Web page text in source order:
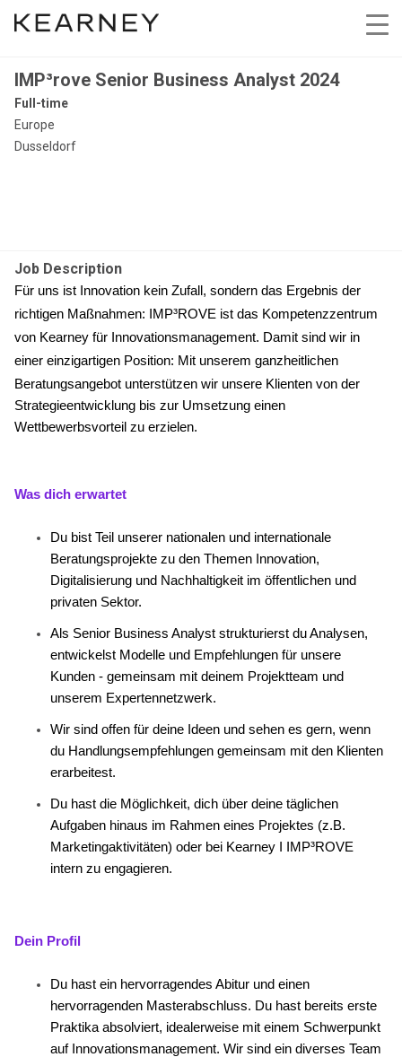
IMP³rove Senior Business Analyst 2024
Full-time
Europe
Dusseldorf
Job Description
Für uns ist Innovation kein Zufall, sondern das Ergebnis der
richtigen Maßnahmen: IMP³ROVE ist das Kompetenzzentrum
von Kearney für Innovationsmanagement. Damit sind wir in
einer einzigartigen Position: M it unserem ganzheitlichen
Beratungsangebot unterstützen wir unsere Klienten von der
Strategieentwicklung bis zur Umsetzung einen
Wettbewerbsvorteil zu erzielen.
Was dich erwartet
Du bist Teil unserer nationalen und internationale
Beratungsprojekte zu den Themen Innovation,
Digitalisierung und Nachhaltigkeit im öffentlichen und
privaten Sektor.
Als Senior Business Analyst strukturierst du Analysen,
entwickelst Modelle und Empfehlungen für unsere
Kunden - gemeinsam mit deinem Projektteam und
unserem Expertennetzwerk.
Wir sind offen für deine Ideen und sehen es gern, wenn
du Handlungsempfehlungen gemeinsam mit den Klienten
erarbeitest.
Du hast die Möglichkeit, dich über deine täglichen
Aufgaben hinaus im Rahmen eines Projektes (z.B.
Marketingaktivitäten) oder bei Kearney I IMP³ROVE
intern zu engagieren.
Dein Profil
Du hast ein hervorragendes Abitur und einen
hervorragenden Masterabschluss. Du hast bereits erste
Praktika absolviert, idealerweise mit einem Schwerpunkt
auf Innovationsmanagement. Wir sind ein diverses Team